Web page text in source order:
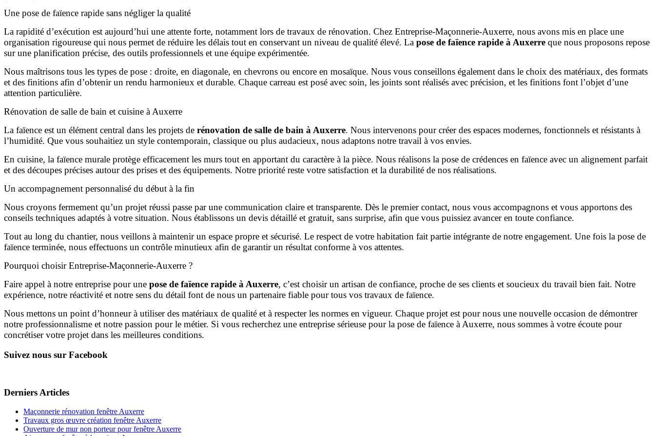
Une pose de faïence rapide sans négliger la qualité
La rapidité d’exécution est aujourd’hui une attente forte, notamment lors de travaux de rénovation. Chez Entreprise-Maçonnerie-Auxerre, nous avons mis en place une
organisation rigoureuse qui nous permet de réduire les délais tout en conservant un niveau de qualité élevé. La pose de faïence rapide à Auxerre que nous proposons repose
sur une planification précise, des outils professionnels et une équipe expérimentée.
Nous maîtrisons tous les types de pose : droite, en diagonale, en chevrons ou encore en mosaïque. Nous vous conseillons également dans le choix des matériaux, des formats
et des finitions afin d’obtenir un rendu harmonieux et durable. Chaque carreau est posé avec soin, les joints sont réalisés avec précision, et les finitions font l’objet d’une
attention particulière.
Rénovation de salle de bain et cuisine à Auxerre
La faïence est un élément central dans les projets de rénovation de salle de bain à Auxerre. Nous intervenons pour créer des espaces modernes, fonctionnels et résistants à
l’humidité. Que vous souhaitiez un style contemporain, classique ou plus audacieux, nous adaptons notre travail à vos envies.
En cuisine, la faïence murale protège efficacement les murs tout en apportant du caractère à la pièce. Nous réalisons la pose de crédences en faïence avec un alignement parfait
et des découpes précises autour des prises et des équipements. Notre priorité reste votre satisfaction et la durabilité de nos réalisations.
Un accompagnement personnalisé du début à la fin
Nous croyons fermement qu’un projet réussi passe par une communication claire et transparente. Dès le premier contact, nous vous accompagnons et vous apportons des
conseils techniques adaptés à votre situation. Nous établissons un devis détaillé et gratuit, sans surprise, afin que vous puissiez avancer en toute confiance.
Tout au long du chantier, nous veillons à maintenir un espace propre et sécurisé. Le respect de votre habitation fait partie intégrante de notre engagement. Une fois la pose de
faïence terminée, nous effectuons un contrôle minutieux afin de garantir un résultat conforme à vos attentes.
Pourquoi choisir Entreprise-Maçonnerie-Auxerre ?
Faire appel à notre entreprise pour une pose de faïence rapide à Auxerre, c’est choisir un artisan de confiance, proche de ses clients et soucieux du travail bien fait. Notre
expérience, notre réactivité et notre sens du détail font de nous un partenaire fiable pour tous vos travaux de faïence.
Nous mettons un point d’honneur à utiliser des matériaux de qualité et à respecter les normes en vigueur. Chaque projet est pour nous une nouvelle occasion de démontrer
notre professionnalisme et notre passion pour le métier. Si vous recherchez une entreprise sérieuse pour la pose de faïence à Auxerre, nous sommes à votre écoute pour
concrétiser votre projet dans les meilleures conditions.
Suivez nous sur Facebook
Derniers Articles
Maçonnerie rénovation fenêtre Auxerre
Travaux gros œuvre création fenêtre Auxerre
Ouverture de mur non porteur pour fenêtre Auxerre